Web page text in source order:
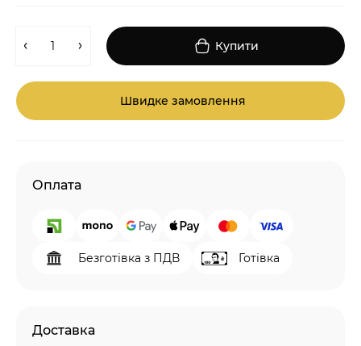
Купити
Швидке замовлення
Оплата
Безготівка з ПДВ Готівка
Доставка